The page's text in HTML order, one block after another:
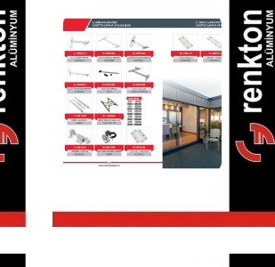
Alüminyum
Pencere
Vasistas
Çarpma &
Makasları